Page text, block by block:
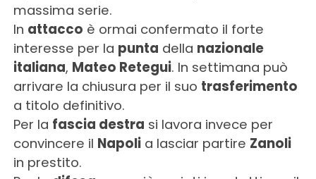
massima serie.
In attacco è ormai confermato il forte
interesse per la punta della nazionale
italiana, Mateo Retegui. In settimana può
arrivare la chiusura per il suo trasferimento
a titolo definitivo.
Per la fascia destra si lavora invece per
convincere il Napolia lasciar partire Zanoli
in prestito.